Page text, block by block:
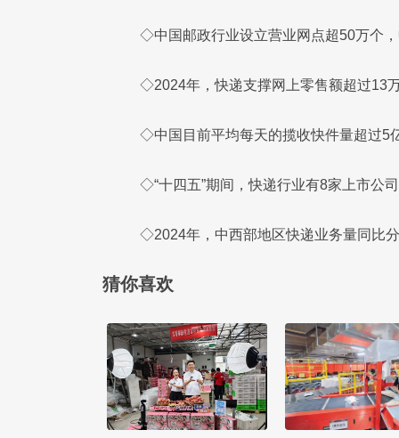
◇中国邮政行业设立营业网点超50万个
◇2024年，快递支撑网上零售额超过13
◇中国目前平均每天的揽收快件量超过5
◇“十四五”期间，快递行业有8家上市公
◇2024年，中西部地区快递业务量同比
猜你喜欢